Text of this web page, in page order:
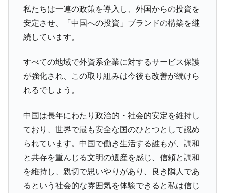
私たちは一連の政策を導入し、外国からの投資を
安定させ、「中国への投資」ブランドの構築を継
続しています。
すべての地域で外資系企業に対するサービス保護
が強化され、この取り組みは今後も改善が続けら
れるでしょう。
中国は長年にわたり政治的・社会的安定を維持し
ており、世界で最も安全な国のひとつとして認め
られています。中国で働き生活する誰もが、調和
と共存を重んじる文明の遺産を感じ、信頼と調和
を維持し、親切で思いやりがあり、良き隣人であ
るという社会的な雰囲気を体験できると私は信じ